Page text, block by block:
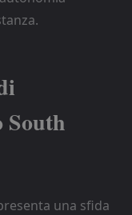
South
una sfida